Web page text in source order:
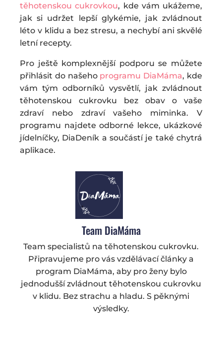
těhotenskou cukrovkou, kde vám ukážeme,
jak si udržet lepší glykémie, jak zvládnout
léto v klidu a bez stresu, a nechybí ani skvělé
letní recepty.
Pro ještě komplexnější podporu se můžete
přihlásit do našeho programu DiaMáma, kde
vám tým odborníků vysvětlí, jak zvládnout
těhotenskou cukrovku bez obav o vaše
zdraví nebo zdraví vašeho miminka. V
programu najdete odborné lekce, ukázkové
jídelníčky, DiaDeník a součástí je také chytrá
aplikace.
Team DiaMáma
Team specialistů na těhotenskou cukrovku.
Připravujeme pro vás vzdělávací články a
program DiaMáma, aby pro ženy bylo
jednodušší zvládnout těhotenskou cukrovku
v klidu. Bez strachu a hladu. S pěknými
výsledky.